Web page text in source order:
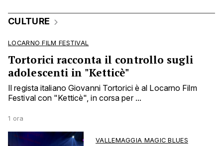
CULTURE
LOCARNO FILM FESTIVAL
Tortorici racconta il controllo sugli
adolescenti in "Ketticè"
Il regista italiano Giovanni Tortorici è al Locarno Film
Festival con "Ketticè", in corsa per ...
1 ora
VALLEMAGGIA MAGIC BLUES